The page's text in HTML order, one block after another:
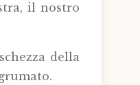
il nostro
della